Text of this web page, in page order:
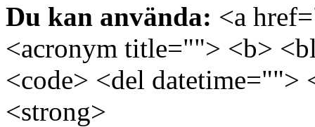
Du kan använda: <a
<acronym title=""> <b>
<code> <del
<strong>